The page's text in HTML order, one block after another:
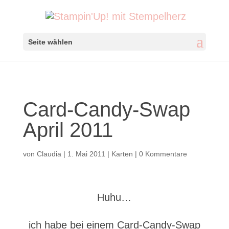
Seite wählen
Card-Candy-Swap
April 2011
von Claudia | 1. Mai 2011 | Karten | 0 Kommentare
Huhu…
ich habe bei einem Card-Candy-Swap